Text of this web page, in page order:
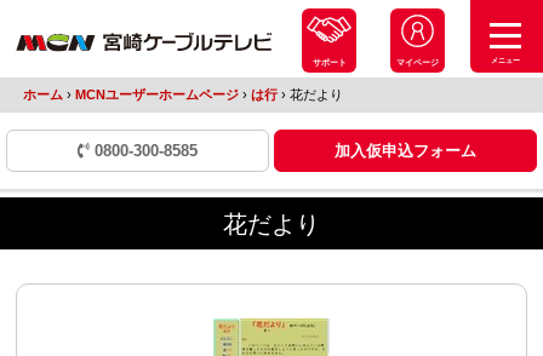
サポート マイページ メニュー
ホーム › MCNユーザーホームページ › は行 ›花だより
0800-300-8585 加入仮申込フォーム
花だより